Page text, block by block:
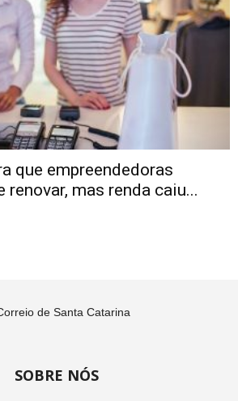
que empreendedoras
renovar, mas renda caiu...
SOBRE NÓS